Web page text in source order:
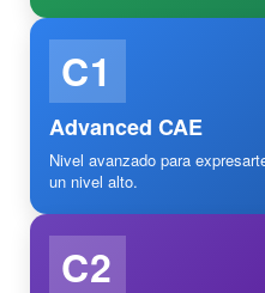
C1
Advanced CAE
Nivel avanzado para
un nivel alto.
C2